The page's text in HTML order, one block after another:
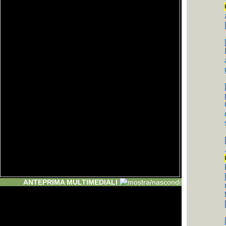
ANTEPRIMA MULTIMEDIALI